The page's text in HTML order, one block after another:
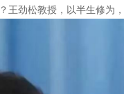
王劲松教授，以半生修为